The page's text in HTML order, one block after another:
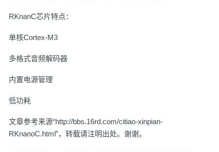
RKnanC芯片特点：
单核Cortex-M3
多格式音频解码器
内置电源管理
低功耗
文章参考来源“http://bbs.16rd.com/citiao-xinpian-
RKnanoC.html”，转载请注明出处。谢谢。